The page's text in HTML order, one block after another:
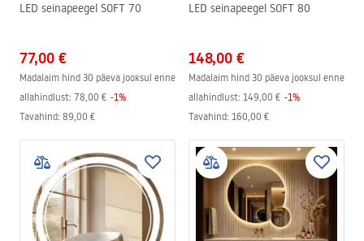
LED seinapeegel SOFT 70
77,00 €
Madalaim hind 30 päeva jooksul enne
allahindlust: 78,00 € -1%
Tavahind: 89,00 €
LED seinapeegel SOFT 80
148,00 €
Madalaim hind 30 päeva jooksul enne
allahindlust: 149,00 € -1%
Tavahind: 160,00 €